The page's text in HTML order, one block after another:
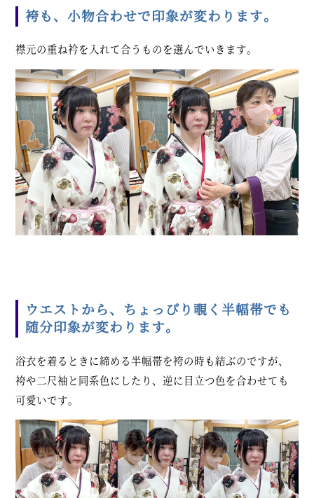
袴も、小物合わせで印象が変わります。
襟元の重ね衿を入れて合うものを選んでいきます。
ウエストから、ちょっぴり覗く半幅帯でも
随分印象が変わります。
浴衣を着るときに締める半幅帯を袴の時も結ぶのですが、
袴や二尺袖と同系色にしたり、逆に目立つ色を合わせても
可愛いです。